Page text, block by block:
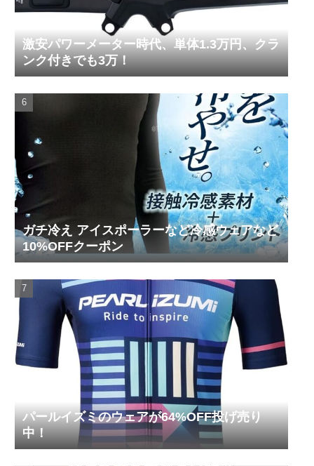
激安パワーメーター時代、単体1.3万円、クラ
ンク付きでも3万！
ガチ冷え アイスポーラーなど冷感ウェアなど
10%OFFクーポン
パールイズミのウェアが64%OFF投げ売り
中！